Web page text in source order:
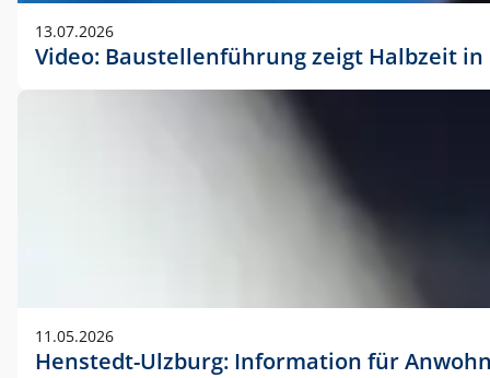
13.07.2026
Video: Baustellenführung zeigt Halbzeit
11.05.2026
Henstedt-Ulzburg: Information für